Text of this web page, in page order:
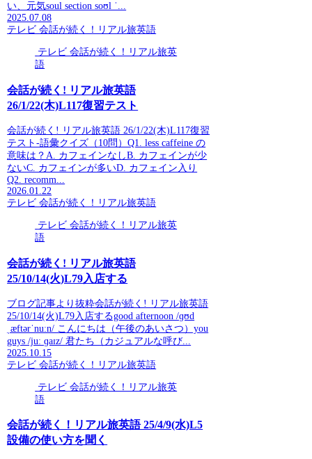
い、元気soul section soʊl ˈ...
2025.07.08
テレビ 会話が続く！リアル旅英語
テレビ 会話が続く！リアル旅英
語
会話が続く! リアル旅英語
26/1/22(木)L117復習テスト
会話が続く! リアル旅英語 26/1/22(木)L117復習
テスト-語彙クイズ（10問）Q1. less caffeine の
意味は？A. カフェインなしB. カフェインが少
ないC. カフェインが多いD. カフェイン入り
Q2. recomm...
2026.01.22
テレビ 会話が続く！リアル旅英語
テレビ 会話が続く！リアル旅英
語
会話が続く! リアル旅英語
25/10/14(火)L79入店する
ブログ記事より抜粋会話が続く! リアル旅英語
25/10/14(火)L79入店するgood afternoon /ɡʊd
ˌæftərˈnuːn/ こんにちは（午後のあいさつ）you
guys /juː ɡaɪz/ 君たち（カジュアルな呼び...
2025.10.15
テレビ 会話が続く！リアル旅英語
テレビ 会話が続く！リアル旅英
語
会話が続く！リアル旅英語 25/4/9(水)L5
設備の使い方を聞く